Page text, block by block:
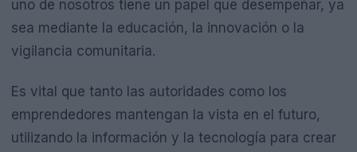
uno de nosotros tiene un papel que desempeñar, ya
sea mediante la educación, la innovación o la
vigilancia comunitaria.
Es vital que tanto las autoridades como los
emprendedores mantengan la vista en el futuro,
utilizando la información y la tecnología para crear